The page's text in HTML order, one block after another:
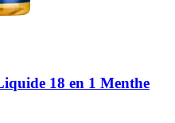
18 en 1 Menthe